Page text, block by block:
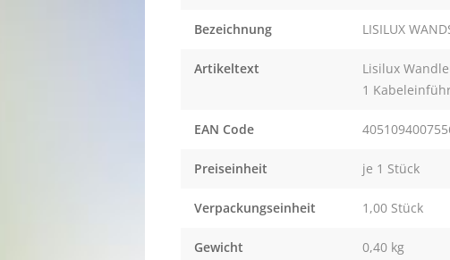
Bezeichnung LISILUX
Artikeltext
Lisilux
1
EAN Code
Preiseinheit je 1 Stück
Verpackungseinheit 1,00 Stück
Gewicht 0,40 kg